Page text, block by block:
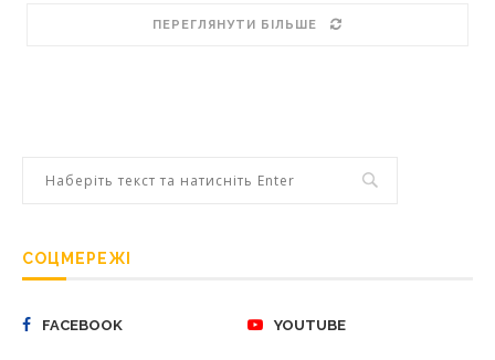
ПЕРЕГЛЯНУТИ БІЛЬШЕ
СОЦМЕРЕЖІ
FACEBOOK YOUTUBE